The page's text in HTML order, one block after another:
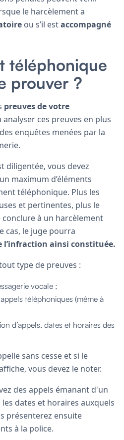
le harcèlement a
ou s’il estaccompagné
téléphonique
prouver ?
preuves de votre
analyser ces preuves en plus
enquêtes menées par la
diligentée, vous devez
maximum d’éléments
téléphonique. Plus les
et pertinentes, plus le
à un harcèlement
cas, le juge pourra
l’infraction ainsi constituée.
type de preuves :
vocale ;
téléphoniques (même à
d’appels, dates et horaires des
sans cesse et si le
vous devez le noter.
des appels émanant d'un
les dates et horaires auxquels
présenterez ensuite
à la police.